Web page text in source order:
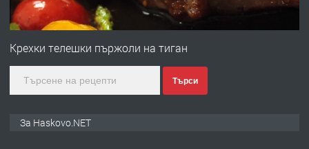
ПРЕДЛАГА
Нов апартамент на ул. Липа до
Крехки телешки пържоли на тиган
Търси
За Haskovo.NET